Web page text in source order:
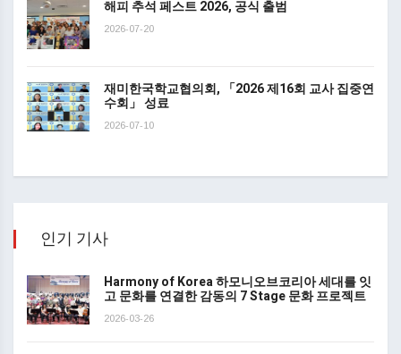
해피 추석 페스트 2026, 공식 출범
2026-07-20
재미한국학교협의회, 「2026 제16회 교사 집중연
수회」 성료
2026-07-10
인기 기사
Harmony of Korea 하모니오브코리아 세대를 잇
고 문화를 연결한 감동의 7 Stage 문화 프로젝트
2026-03-26